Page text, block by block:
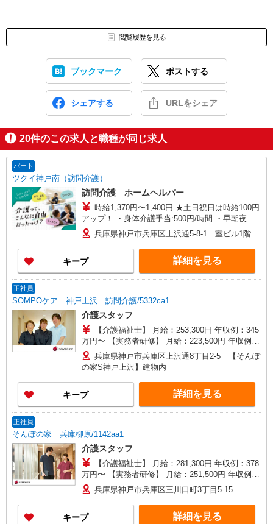
閲覧履歴を見る
ブックマーク ポストする
シェアする URLをシェア
20件のこの求人と職種が同じ求人
パート
ツクイ神戸南（訪問介護）
訪問介護 ホームヘルパー
時給1,370円〜1,400円 ★土日祝日は時給100円
アップ！ ・身体介護手当:500円/時間 ・早朝夜間
深夜手当:300円/時間 （18:00〜翌07:59の時間
帯） ・ICT手当:2,000円/月 ・深夜割増は別途支給
・ケア→ケアの移動時間も賃金（時給）を支給 ・
特定事業所加算手当:60円/時間含む ※給与幅は資
格・経験等による
兵庫県神戸市兵庫区上沢通5-8-1 室ビル1階
キープ 詳細を見る
正社員
SOMPOケア 神戸上沢 訪問介護/5332ca1
介護スタッフ
【介護福祉士】 月給：253,300円 年収例：345
万円〜 【実務者研修】 月給：223,500円 年収例：
306万円〜 【初任者研修】 月給：211,700円 年収
例：290万円〜 ※職務手当、働きがい向上手当、
日祝手当（月平均2回分）等、毎月平均的に支払わ
れる手当を含みます。 ※介護福祉士のみ、特別職
務手当も含む ◎在宅手当別途支給：1,000円/回 ◎
残業時は別途時間外手当支給（超過1分〜） ◎賞
兵庫県神戸市兵庫区上沢通8丁目2-5 【そんぽ
の家S神戸上沢】建物内
キープ 詳細を見る
正社員
そんぽの家 兵庫柳原/1142aa1
介護スタッフ
【介護福祉士】 月給：281,300円 年収例：378
万円〜 【実務者研修】 月給：251,500円 年収例：
340万円〜 【初任者研修・無資格】 月給：
239,700円 年収例：324万円〜 ※職務手当、働き
がい向上手当、日祝手当（月平均2回分）、夜勤手
当（月平均5回分）等、毎月平均的に支払われる手
兵庫県神戸市兵庫区三川口町3丁目5-15
キープ 詳細を見る